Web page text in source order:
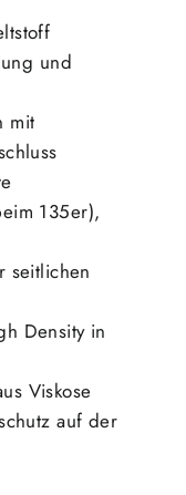
und
mit
135er),
seitlichen
Density in
Viskose
auf der